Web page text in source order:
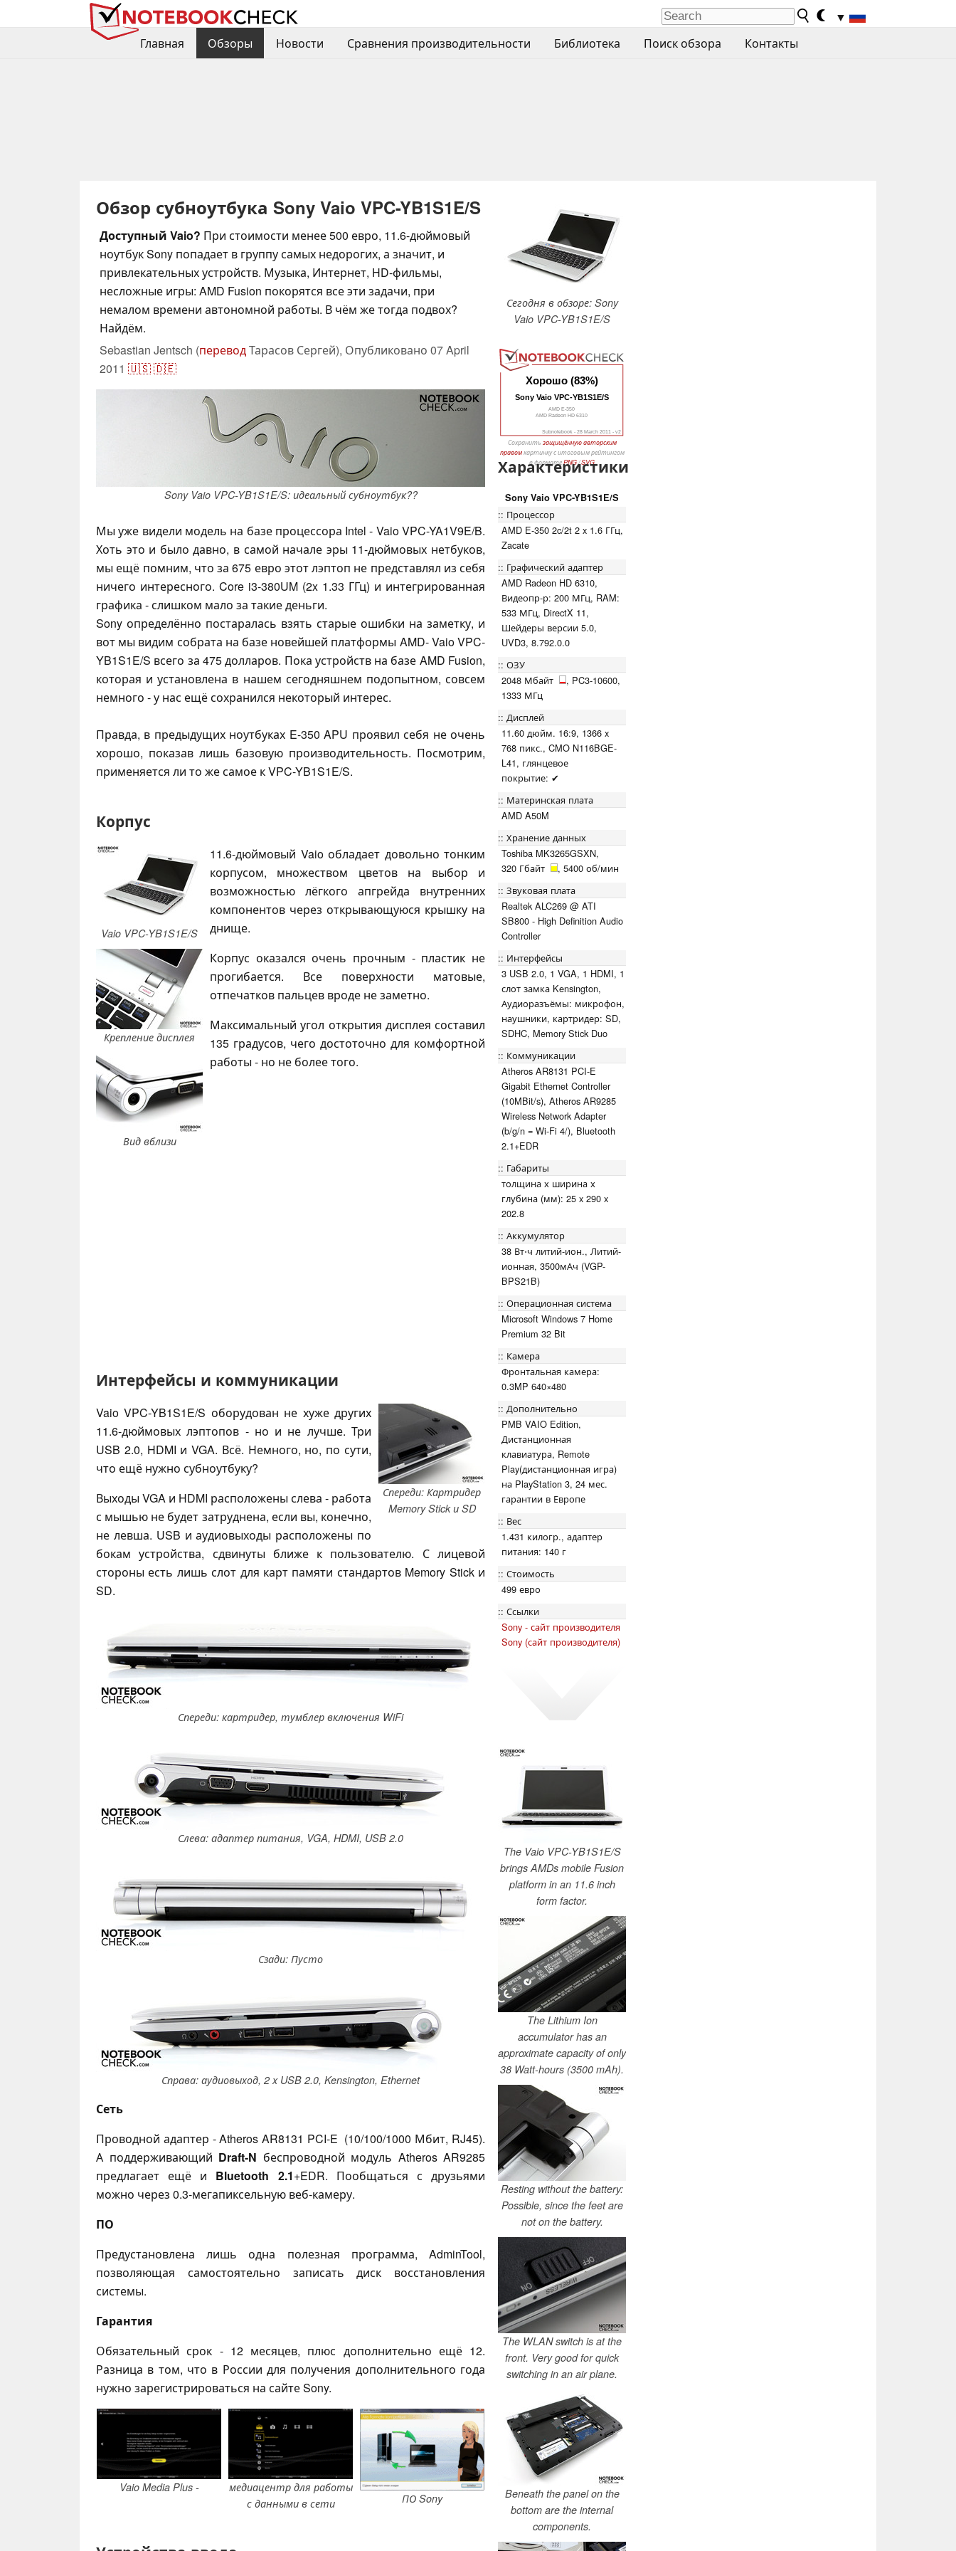
▼
Главная
Обзоры Новости Сравнения производительности Библиотека Поиск обзора Контакты
Обзор субноутбука Sony Vaio VPC-YB1S1E/S
Доступный Vaio? При стоимости менее 500 евро, 11.6-дюймовый
ноутбук Sony попадает в группу самых недорогих, а значит, и
привлекательных устройств. Музыка, Интернет, HD-фильмы,
несложные игры: AMD Fusion покорятся все эти задачи, при
немалом времени автономной работы. В чём же тогда подвох?
Найдём.
Sebastian Jentsch (переводТарасов Сергей), Опубликовано 07 April
2011 🇺🇸🇩🇪
Sony Vaio VPC-YB1S1E/S: идеальный субноутбук??
Мы уже видели модель на базе процессора Intel - Vaio VPC-YA1V9E/B.
Хоть это и было давно, в самой начале эры 11-дюймовых нетбуков,
мы ещё помним, что за 675 евро этот лэптоп не представлял из себя
ничего интересного. Core i3-380UM (2x 1.33 ГГц) и интегрированная
графика - слишком мало за такие деньги.
Sony определённо постаралась взять старые ошибки на заметку, и
вот мы видим собрата на базе новейшей платформы AMD- Vaio VPC-
YB1S1E/S всего за 475 долларов. Пока устройств на базе AMD Fusion,
которая и установлена в нашем сегодняшнем подопытном, совсем
немного - у нас ещё сохранился некоторый интерес.
Правда, в предыдущих ноутбуках E-350 APU проявил себя не очень
хорошо, показав лишь базовую производительность. Посмотрим,
применяется ли то же самое к VPC-YB1S1E/S.
Корпус
Vaio VPC-YB1S1E/S
Крепление дисплея
Вид вблизи
11.6-дюймовый Vaio обладает довольно тонким
корпусом, множеством цветов на выбор и
возможностью лёгкого апгрейда внутренних
компонентов через открывающуюся крышку на
днище.
Корпус оказался очень прочным - пластик не
прогибается. Все поверхности матовые,
отпечатков пальцев вроде не заметно.
Максимальный угол открытия дисплея составил
135 градусов, чего достоточно для комфортной
работы - но не более того.
Интерфейсы и коммуникации
Спереди: Картридер
Memory Stick и SD
Vaio VPC-YB1S1E/S оборудован не хуже других
11.6-дюймовых лэптопов - но и не лучше. Три
USB 2.0, HDMI и VGA. Всё. Немного, но, по сути,
что ещё нужно субноутбуку?
Выходы VGA и HDMI расположены слева - работа
с мышью не будет затруднена, если вы, конечно,
не левша. USB и аудиовыходы расположены по
бокам устройства, сдвинуты ближе к пользователю. С лицевой
стороны есть лишь слот для карт памяти стандартов Memory Stick и
SD.
Спереди: картридер, тумблер включения WiFi
Слева: адаптер питания, VGA, HDMI, USB 2.0
Сзади: Пусто
Справа: аудиовыход, 2 x USB 2.0, Kensington, Ethernet
Сеть
Проводной адаптер - Atheros AR8131 PCI-E (10/100/1000 Мбит, RJ45).
А поддерживающий Draft-N беспроводной модуль Atheros AR9285
предлагает ещё и Bluetooth 2.1+EDR. Пообщаться с друзьями
можно через 0.3-мегапиксельную веб-камеру.
ПО
Предустановлена лишь одна полезная программа, AdminTool,
позволяющая самостоятельно записать диск восстановления
системы.
Гарантия
Обязательный срок - 12 месяцев, плюс дополнительно ещё 12.
Разница в том, что в России для получения дополнительного года
нужно зарегистрироваться на сайте Sony.
Vaio Media Plus -
медиацентр для работы
с данными в сети
ПО Sony
Сегодня в обзоре: Sony
Vaio VPC-YB1S1E/S
Хорошо (83%)
Sony Vaio VPC-YB1S1E/S
AMD E-350
AMD Radeon HD 6310
Subnotebook - 28 March 2011 - v2
Сохранить защищённую авторским
правомкартинку с итоговым рейтингом
в форматеPNG/SVG
Характеристики
Sony Vaio VPC-YB1S1E/S
Процессор
AMD E-350 2c/2t 2 x 1.6 ГГц,
Zacate
Графический адаптер
AMD Radeon HD 6310,
Видеопр-р: 200 МГц, RAM:
533 МГц, DirectX 11,
Шейдеры версии 5.0,
UVD3, 8.792.0.0
ОЗУ
2048 Мбайт
, PC3-10600,
1333 МГц
Дисплей
11.60 дюйм. 16:9, 1366 x
768 пикс., CMO N116BGE-
L41, глянцевое
покрытие: ✔
Материнская плата
AMD A50M
Хранение данных
Toshiba MK3265GSXN,
320 Гбайт
, 5400 об/мин
Звуковая плата
Realtek ALC269 @ ATI
SB800 - High Definition Audio
Controller
Интерфейсы
3 USB 2.0, 1 VGA, 1 HDMI, 1
слот замка Kensington,
Аудиоразъёмы: микрофон,
наушники, картридер: SD,
SDHC, Memory Stick Duo
Коммуникации
Atheros AR8131 PCI-E
Gigabit Ethernet Controller
(10MBit/s), Atheros AR9285
Wireless Network Adapter
(b/g/n = Wi-Fi 4/), Bluetooth
2.1+EDR
Габариты
толщина х ширина х
глубина (мм): 25 x 290 x
202.8
Аккумулятор
38 Вт⋅ч литий-ион., Литий-
ионная, 3500мАч (VGP-
BPS21B)
Операционная система
Microsoft Windows 7 Home
Premium 32 Bit
Камера
Фронтальная камера:
0.3MP 640×480
Дополнительно
PMB VAIO Edition,
Дистанционная
клавиатура, Remote
Play(дистанционная игра)
на PlayStation 3, 24 мес.
гарантии в Европе
Вес
1.431 килогр., адаптер
питания: 140 г
Стоимость
499 евро
Ссылки
Sony - сайт производителя
Sony (сайт производителя)
The Vaio VPC-YB1S1E/S
brings AMDs mobile Fusion
platform in an 11.6 inch
form factor.
The Lithium Ion
accumulator has an
approximate capacity of only
38 Watt-hours (3500 mAh).
Resting without the battery:
Possible, since the feet are
not on the battery.
The WLAN switch is at the
front. Very good for quick
switching in an air plane.
Beneath the panel on the
bottom are the internal
components.